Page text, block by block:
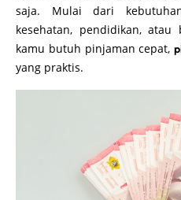
saja. Mulai dari
kesehatan, pendidikan,
kamu butuh pinjaman cepat,
yang praktis.